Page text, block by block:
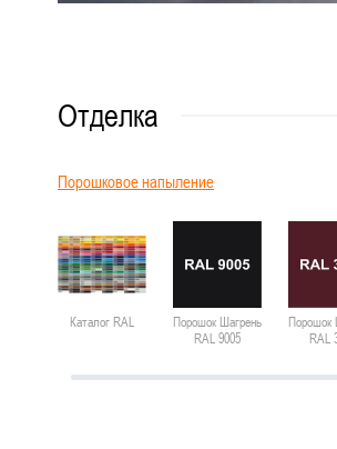
Отделка
Порошковое напыление
Каталог RAL
Порошок Шагрень
RAL 9005
Порошок
RAL